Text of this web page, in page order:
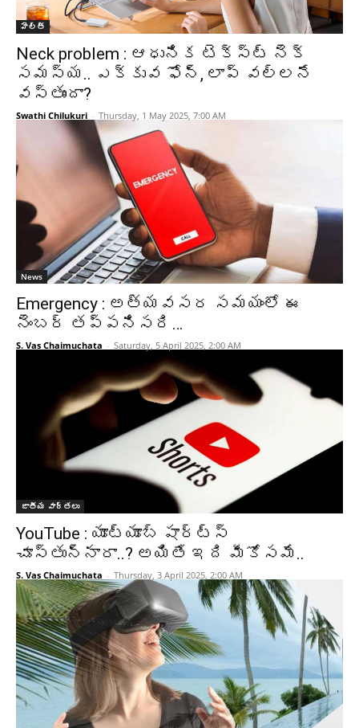
హెల్త్‌
Neck problem : ఆధునిక టెక్స్ట్ నెక్
సమస్య.. ఎక్కువ ఫోన్, లాప్ వల్లనే
వస్తుందా?
Swathi Chilukuri - Thursday, 1 May 2025, 7:00 AM
News
Emergency : అత్యవసర సమయంలో ఈ
నెంబర్ తప్పనిసరి…
S. Vas Chaimuchata - Saturday, 5 April 2025, 2:00 AM
జాతీయ వార్తలు
YouTube : యూట్యూబ్ షార్ట్స్
చూస్తున్నారా..? అయితే ఇది మీకోసమే..
S. Vas Chaimuchata - Thursday, 3 April 2025, 2:00 AM